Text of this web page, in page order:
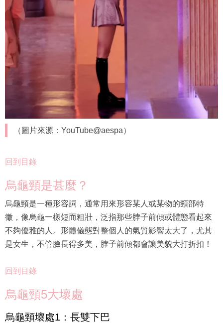
（圖片來源：YouTube@aespa）
回到目錄
烏龜頸是甚麼？
烏龜頸是一種形容詞，通常用來形容某人或某物的頸部特
徵，像烏龜一樣短而粗壯，泛指那些脖子前傾或體態看起來
不夠優雅的人。形體儀態對整個人的氣質影響太大了，尤其
是女生，不管臉長得多美，脖子前傾都會讓美貌大打折扣！
回到目錄
烏龜頸5大壞處
烏龜頸壞處1：長雙下巴